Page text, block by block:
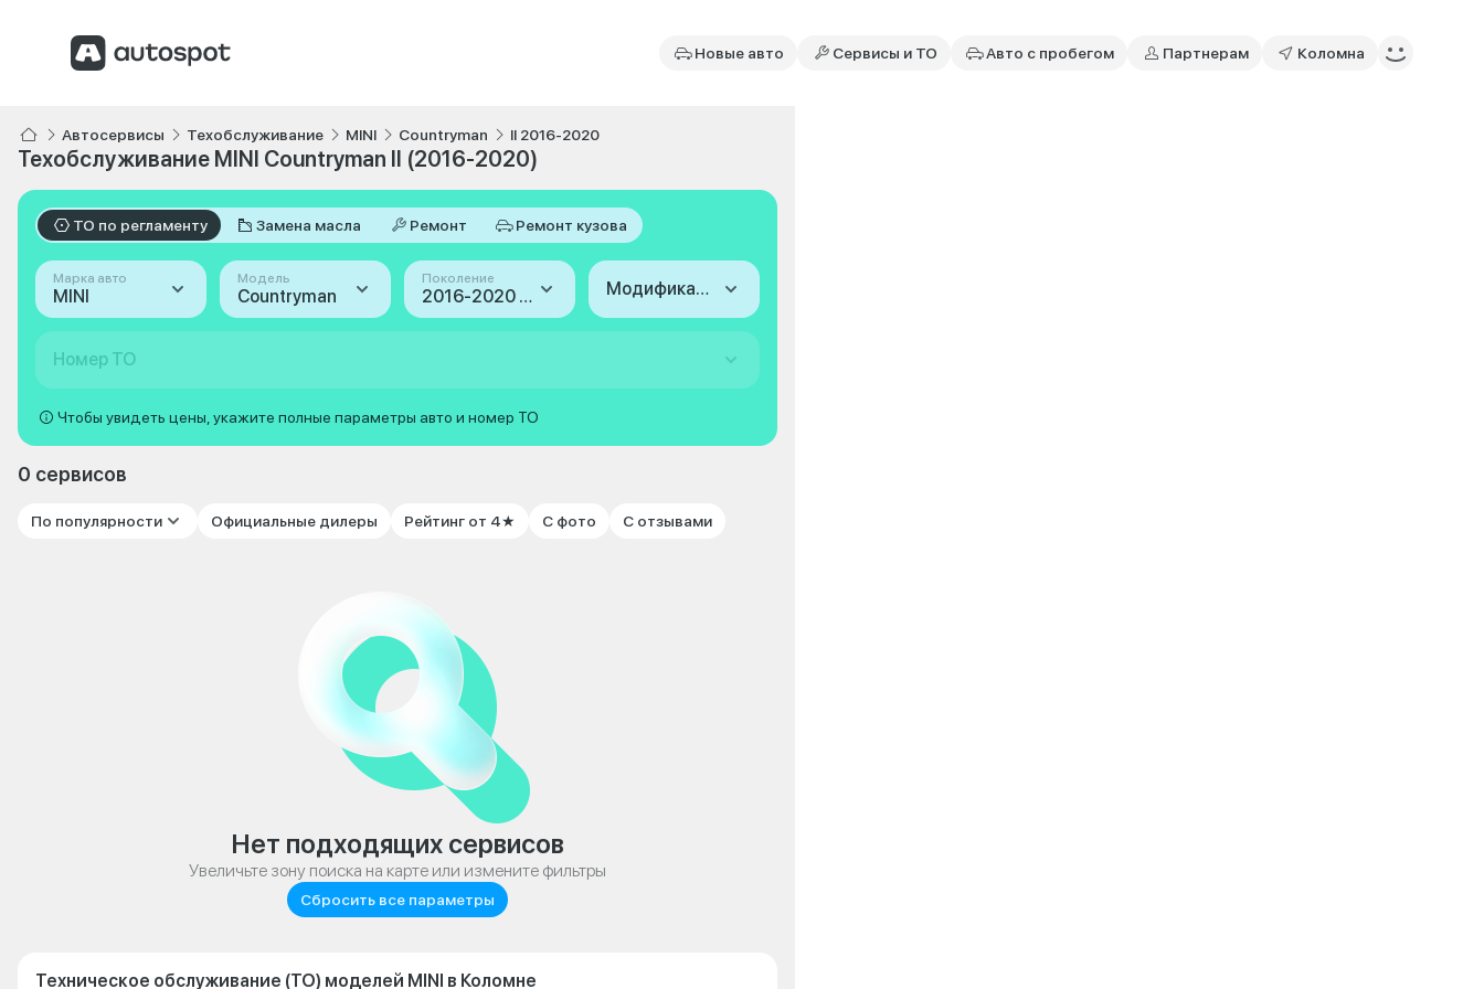
Новые авто Сервисы и ТО Авто с пробегом Партнерам Коломна
Автосервисы Техобслуживание MINI Countryman II 2016-2020
Техобслуживание MINI Countryman II (2016-2020)
ТО по регламенту Замена масла Ремонт Ремонт кузова
Марка авто
MINI
Модель
Countryman
Поколение
2016-2020 (II) Модификация
Номер ТО
Чтобы увидеть цены, укажите полные параметры авто и номер ТО
0 сервисов
По популярности Официальные дилеры Рейтинг от 4★ С фото С отзывами
Нет подходящих сервисов
Увеличьте зону поиска на карте или измените фильтры
Сбросить все параметры
Техническое обслуживание (ТО) моделей MINI в Коломне